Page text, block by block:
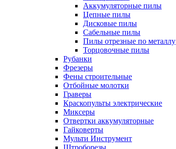
Аккумуляторные пилы
Цепные пилы
Дисковые пилы
Сабельные пилы
Пилы отрезные по металлу
Торцовочные пилы
Рубанки
Фрезеры
Фены строительные
Отбойные молотки
Граверы
Краскопульты электрические
Миксеры
Отвертки аккумуляторные
Гайковерты
Мульти Инструмент
Штроборезы